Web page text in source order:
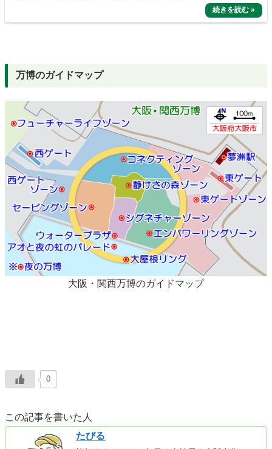
万博のガイドマップ
大阪・関西万博のガイドマップ
0
この記事を書いた人
たびる